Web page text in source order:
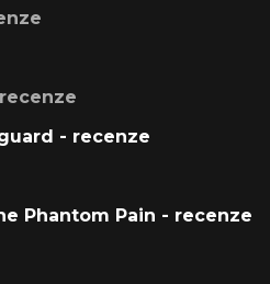
- recenze
Phantom Pain - recenze